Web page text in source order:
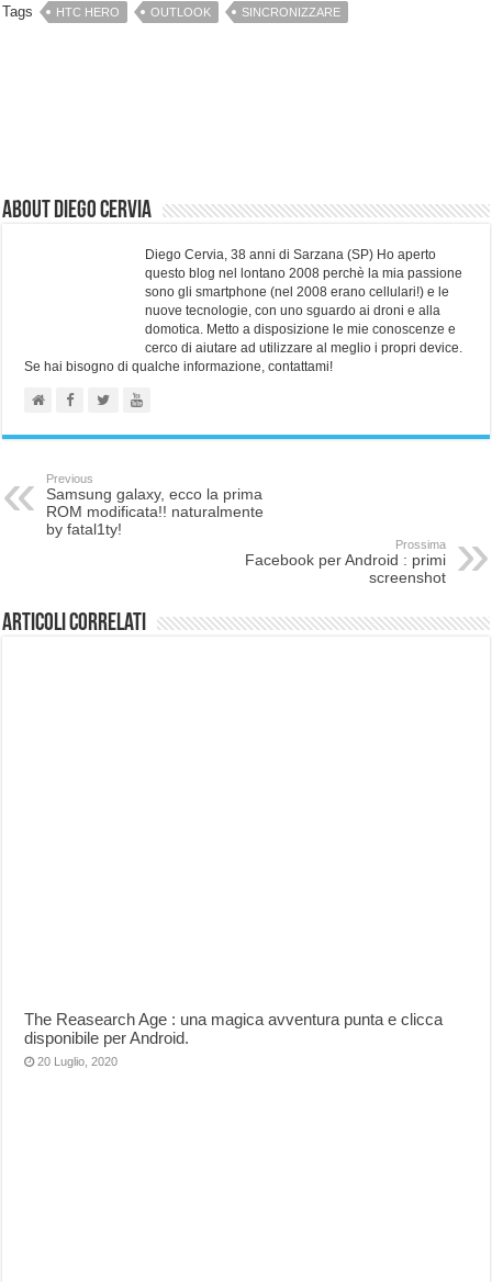
Tags HTC HERO OUTLOOK SINCRONIZZARE
About Diego Cervia
Diego Cervia, 38 anni di Sarzana (SP) Ho aperto
questo blog nel lontano 2008 perchè la mia passione
sono gli smartphone (nel 2008 erano cellulari!) e le
nuove tecnologie, con uno sguardo ai droni e alla
domotica. Metto a disposizione le mie conoscenze e
cerco di aiutare ad utilizzare al meglio i propri device.
Se hai bisogno di qualche informazione, contattami!
Previous
Samsung galaxy, ecco la prima
ROM modificata!! naturalmente
by fatal1ty!
Prossima
Facebook per Android : primi
screenshot
Articoli correlati
The Reasearch Age : una magica avventura punta e clicca
disponibile per Android.
20 Luglio, 2020